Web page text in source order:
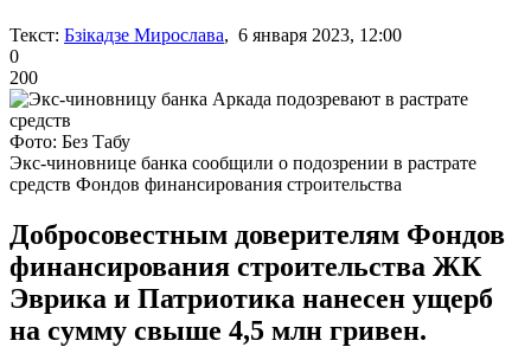
Текст: Бзікадзе Мирослава, 6 января 2023, 12:00
0
200
Фото: Без Табу
Экс-чиновнице банка сообщили о подозрении в растрате
средств Фондов финансирования строительства
Добросовестным доверителям Фондов
финансирования строительства ЖК
Эврика и Патриотика нанесен ущерб
на сумму свыше 4,5 млн гривен.